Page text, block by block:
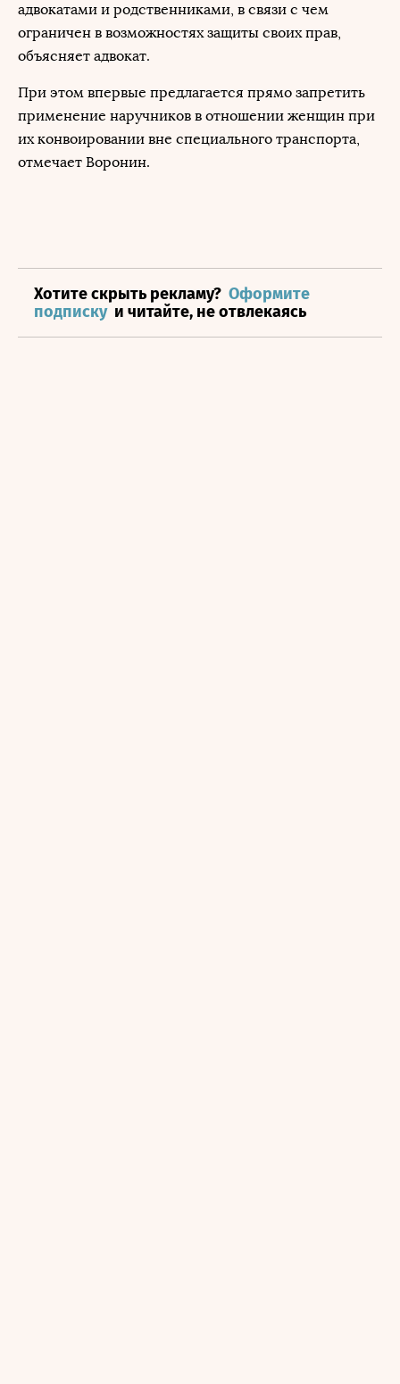
адвокатами и родственниками, в связи с чем
ограничен в возможностях защиты своих прав,
объясняет адвокат.
При этом впервые предлагается прямо запретить
применение наручников в отношении женщин при
их конвоировании вне специального транспорта,
отмечает Воронин.
Хотите скрыть рекламу? Оформите
подписку и читайте, не отвлекаясь